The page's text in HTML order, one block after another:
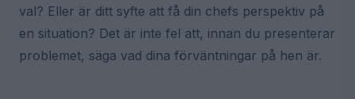
val? Eller är ditt syfte att få din chefs perspektiv på
en situation? Det är inte fel att, innan du presenterar
problemet, säga vad dina förväntningar på hen är.